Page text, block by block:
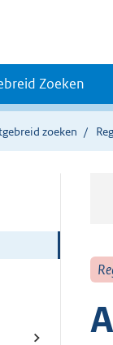
Zoeken
zoeken